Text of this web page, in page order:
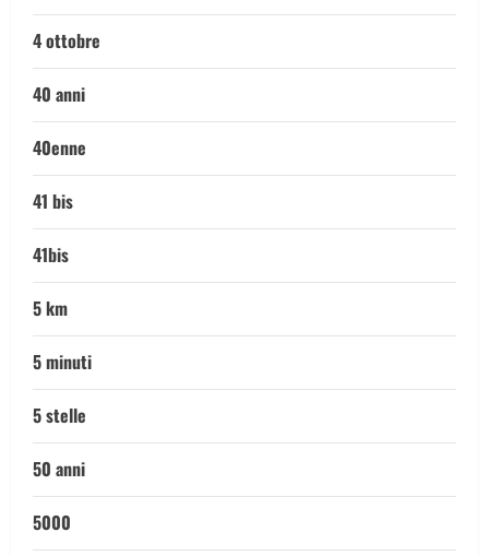
4 ottobre
40 anni
40enne
41 bis
41bis
5 km
5 minuti
5 stelle
50 anni
5000